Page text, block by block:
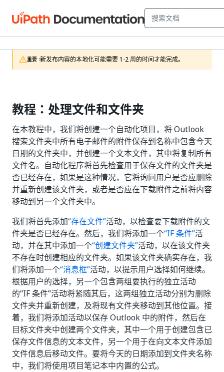
重要 :新发布内容的本地化可能需要 1-2 周的时间才能完成。
教程：处理文件和文件夹
在本教程中，我们将创建一个自动化项目，将 Outlook
搜索文件夹中所有电子邮件的附件保存到名称中包含今天
日期的文件夹中，并创建一个文本文件，其中将复制所有
文件名。自动化程序将首先检查用于保存文件的文件夹是
否已经存在，如果是这种情况，它将询问用户是否应删除
并重新创建该文件夹，或者是否应在下载附件之前将内容
移动到另一个文件夹中。
我们将首先添加“存在文件”活动，以检查要下载附件的文
件夹是否已经存在。然后，我们将添加一个“IF 条件”活
动，并在其中添加一个“创建文件夹”活动，以在该文件夹
不存在时创建相应的文件夹。如果该文件夹确实存在，我
们将添加一个“消息框”活动，以提示用户选择如何继续。
根据用户的选择，另一个包含两组要执行的独立活动
的“IF 条件”活动将紧随其后，这两组独立活动分别为删除
文件夹并重新创建，及将现有文件夹移动到其他位置。接
着，我们将添加活动以保存 Outlook 中的附件，然后在
目标文件夹中创建两个文件夹，其中一个用于创建包含已
保存文件信息的文本文件，另一个用于在向文本文件添加
文件信息后移动文件。要将今天的日期添加到文件夹名称
中，我们将使用项目笔记本中内置的公式。